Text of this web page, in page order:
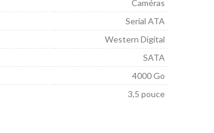
Caméras
Serial ATA
Western Digital
SATA
4000 Go
3,5 pouce